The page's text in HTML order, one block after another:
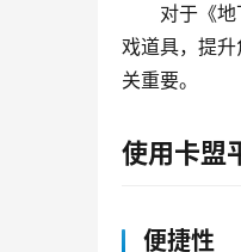
对于《
戏道具，提
关重要。
使用卡盟
便捷性